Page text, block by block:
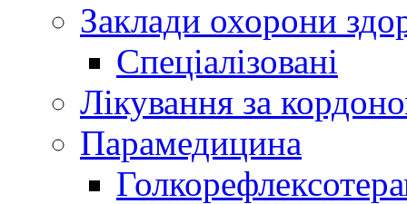
Заклади охорони
Спеціалізовані
Лікування за
Парамедицина